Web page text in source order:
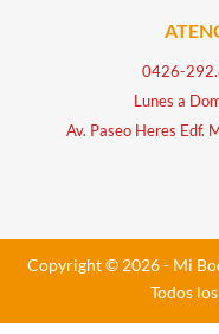
0426-
Lunes a
Av. Paseo Heres Edf.
Copyright © 2026 - Mi
Todos